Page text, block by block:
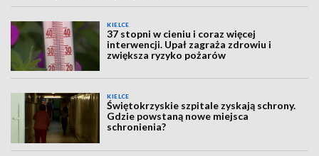
KIELCE
37 stopni w cieniu i coraz więcej
interwencji. Upał zagraża zdrowiu i
zwiększa ryzyko pożarów
KIELCE
Świętokrzyskie szpitale zyskają schrony.
Gdzie powstaną nowe miejsca
schronienia?